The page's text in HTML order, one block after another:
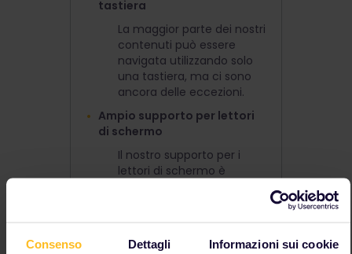
Consenso Dettagli Informazioni sui cookie
tastiera
La maggior parte dei nostri
contenuti può essere
navigata utilizzando solo
una tastiera, ma ci sono
ancora delle eccezioni.
Ampio supporto per lettori
di schermo
Il nostro supporto per i
lettori di schermo è
completare le attività